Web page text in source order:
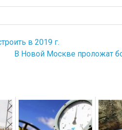
в 2019 г.
В Новой Москве проложат